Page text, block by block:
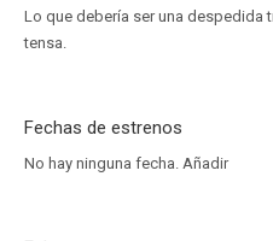
Lo que debería ser una despedida
tensa.
Fechas de estrenos
No hay ninguna fecha. Añadir